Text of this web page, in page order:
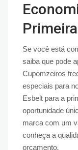
Se você está
saiba que pode
Cupomzeiros
especiais para
Esbelt para a
oportunidade
marca com um
conheça a
orçamento.